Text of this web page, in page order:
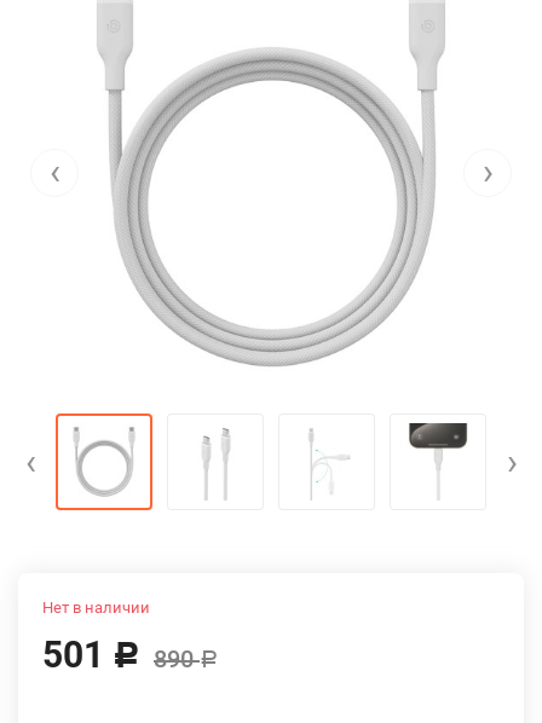
‹ ›
‹ ›
Нет в наличии
501 Р 890Р